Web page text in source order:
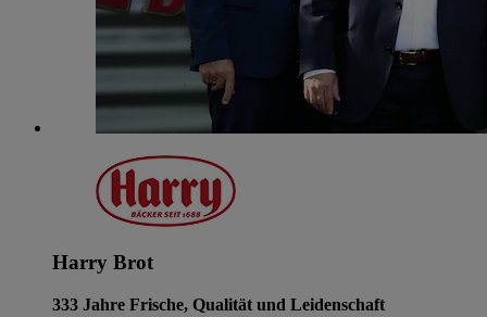
Harry Brot
333 Jahre Frische, Qualität und Leidenschaft